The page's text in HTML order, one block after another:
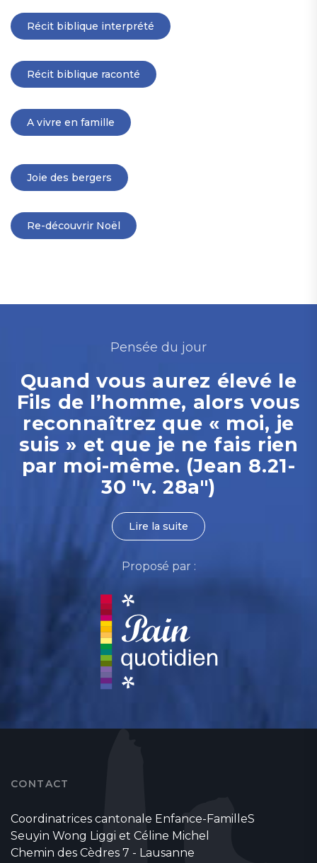
Récit biblique interprété
Récit biblique raconté
A vivre en famille
Joie des bergers
Re-découvrir Noël
Pensée du jour
Quand vous aurez élevé le
Fils de l’homme, alors vous
reconnaîtrez que « moi, je
suis » et que je ne fais rien
par moi-même. (Jean 8.21-
30 "v. 28a")
Lire la suite
Proposé par :
CONTACT
Coordinatrices cantonale Enfance-FamilleS
Seuyin Wong Liggi et Céline Michel
Chemin des Cèdres 7 - Lausanne